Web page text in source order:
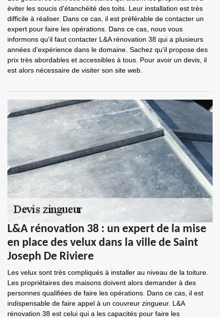
éviter les soucis d'étanchéité des toits. Leur installation est très
difficile à réaliser. Dans ce cas, il est préférable de contacter un
expert pour faire les opérations. Dans ce cas, nous vous
informons qu'il faut contacter L&A rénovation 38 qui a plusieurs
années d'expérience dans le domaine. Sachez qu'il propose des
prix très abordables et accessibles à tous. Pour avoir un devis, il
est alors nécessaire de visiter son site web.
L&A rénovation 38 : un expert de la mise
en place des velux dans la ville de Saint
Joseph De Riviere
Les velux sont très compliqués à installer au niveau de la toiture.
Les propriétaires des maisons doivent alors demander à des
personnes qualifiées de faire les opérations. Dans ce cas, il est
indispensable de faire appel à un couvreur zingueur. L&A
rénovation 38 est celui qui a les capacités pour faire les